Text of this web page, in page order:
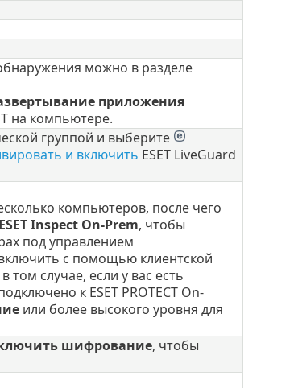
можно в разделе
приложения
на компьютере.
группой и выберите
и включить ESET LiveGuard
компьютеров, после чего
Inspect On-Prem, чтобы
под управлением
с помощью клиентской
том случае, если у вас есть
к ESET PROTECT On-
или более высокого уровня для
шифрование, чтобы